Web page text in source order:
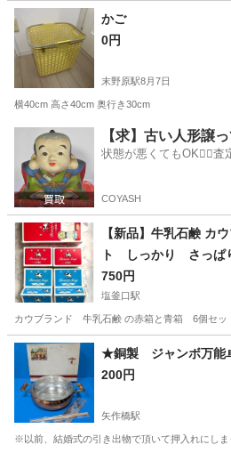
愛知 名古屋市 かご
0円
末野原駅8月7日
横40cm 高さ40cm 奥行き30cm
豊田市 末野原駅 生活雑貨
【求】古い人形譲
状態が悪くてもOK🙆‍♀️査
COYASH
【新品】牛乳石鹸 カ
ト しっかり さっぱ
ディソープ 肌に優し
750円
塩釜口駅
カウブランド 牛乳石鹸 の赤箱と青箱 6個セッ
愛知 名古屋市 塩釜口駅 家庭用品
★銅製 ジャンボ万
200円
矢作橋駅
※以前、結婚式の引き出物で頂いて押入れにし